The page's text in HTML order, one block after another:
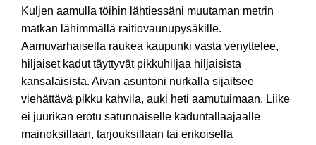
Kuljen aamulla töihin lähtiessäni muutaman metrin
matkan lähimmällä raitiovaunupysäkille.
Aamuvarhaisella raukea kaupunki vasta venyttelee,
hiljaiset kadut täyttyvät pikkuhiljaa hiljaisista
kansalaisista. Aivan asuntoni nurkalla sijaitsee
viehättävä pikku kahvila, auki heti aamutuimaan. Liike
ei juurikan erotu satunnaiselle kaduntallaajaalle
mainoksillaan, tarjouksillaan tai erikoisella